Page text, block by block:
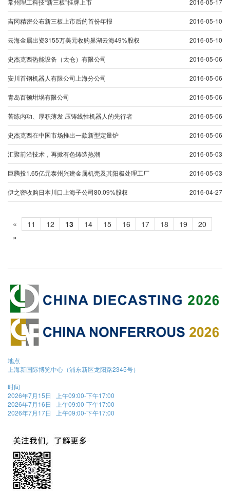
2016-05-10
吉冈精密公布新三板上市后的首份年报
2016-05-10
云海金属出资3155万美元收购巢湖云海49%股权
2016-05-06
史杰克西热能设备（太仓）有限公司
2016-05-06
安川首钢机器人有限公司上海分公司
2016-05-06
青岛百顿坩埚有限公司
2016-05-06
苦练内功、厚积薄发 压铸线性机器人的先行者
2016-05-06
史杰克西在中国市场推出一款新型定量炉
2016-05-03
汇聚前沿技术，再掀有色铸造热潮
2016-05-03
巨腾投1.65亿元泰州兴建金属机壳及其阳极处理工厂
2016-04-27
伊之密收购日本川口上海子公司80.09%股权
« 11 12 13 14 15 16 17 18 19
20
»
地点
上海新国际博览中心（浦东新区龙阳路2345号）
时间
2026年7月15日 上午09:00-下午17:00
2026年7月16日 上午09:00-下午17:00
2026年7月17日 上午09:00-下午17:00